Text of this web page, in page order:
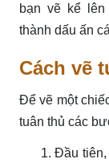
bạn vẽ kể lên
thành dấu ấn
Cách vẽ
Để vẽ một
tuân thủ các
Đầu tiên,